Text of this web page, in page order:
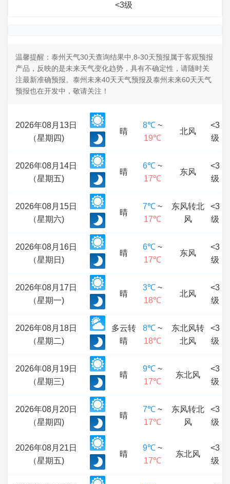
<3级
温馨提醒：泰州天气30天查询结果中,8-30天预报属于客观预报
产品，反映的是未来天气变化趋势，具有不确定性，请随时关
注最新准确预报。泰州未来40天天气预报及泰州未来60天天气
预报也在开发中，敬请关注！
2026年08月13日
（星期四)
晴
8℃ ~
19℃
北风
<3
级
2026年08月14日
（星期五)
晴
6℃ ~
17℃
东风
<3
级
2026年08月15日
（星期六)
晴
7℃ ~
17℃
东风转北
风
<3
级
2026年08月16日
（星期日)
晴
6℃ ~
17℃
东风
<3
级
2026年08月17日
（星期一)
晴
3℃ ~
18℃
北风
<3
级
2026年08月18日
（星期二)
多云转
晴
8℃ ~
18℃
东北风转
北风
<3
级
2026年08月19日
（星期三)
晴
9℃ ~
17℃
东北风
<3
级
2026年08月20日
（星期四)
晴
7℃ ~
17℃
东风转北
风
<3
级
2026年08月21日
（星期五)
晴
9℃ ~
17℃
东北风
<3
级